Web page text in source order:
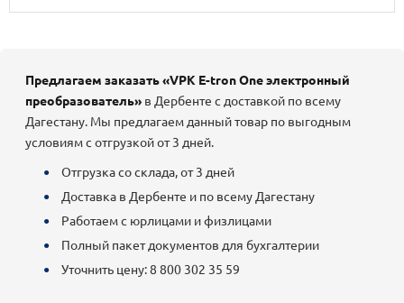
Предлагаем заказать «VPK E-tron One электронный
преобразователь» в Дербенте с доставкой по всему
Дагестану. Мы предлагаем данный товар по выгодным
условиям с отгрузкой от 3 дней.
Отгрузка со склада, от 3 дней
Доставка в Дербенте и по всему Дагестану
Работаем с юрлицами и физлицами
Полный пакет документов для бухгалтерии
Уточнить цену: 8 800 302 35 59